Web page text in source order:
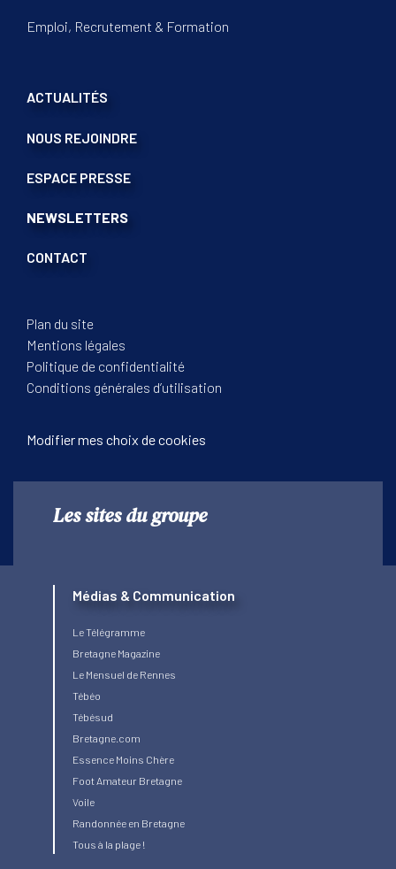
Emploi, Recrutement & Formation
ACTUALITÉS
NOUS REJOINDRE
ESPACE PRESSE
NEWSLETTERS
CONTACT
Plan du site
Mentions légales
Politique de confidentialité
Conditions générales d’utilisation
Modifier mes choix de cookies
Les sites du groupe
Médias & Communication
Le Télégramme
Bretagne Magazine
Le Mensuel de Rennes
Tébéo
Tébésud
Bretagne.com
Essence Moins Chère
Foot Amateur Bretagne
Voile
Randonnée en Bretagne
Tous à la plage !